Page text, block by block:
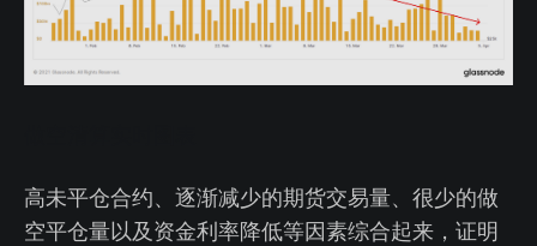
高未平仓合约、逐渐减少的期货交易量、很少的做
空平仓量以及资金利率降低等因素综合起来，证明